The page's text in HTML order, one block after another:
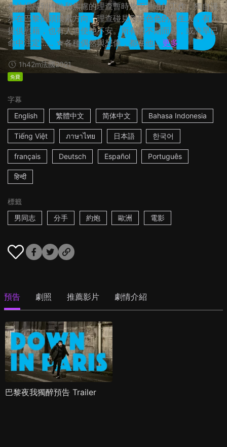
在片場感到挫敗和焦慮的理查暫時放下手邊的工作，獨自漫
步在巴黎街頭摸索方向。理查碰見形形色色的陌生人，有人
提供慰藉，也有人迫使他不安。所有的不期而遇，或許早已
命中注定…… ☆各種偶然與想像，都在他... 更多
1h42m法國2021
免費
字幕
English
繁體中文 简体中文 Bahasa Indonesia
Tiếng Việt ภาษาไทย 日本語 한국어
français Deutsch Español Português
हिन्दी
標籤
男同志
分手 約炮 歐洲 電影
預告 劇照 推薦影片 劇情介紹
巴黎夜我獨醉預告 Trailer